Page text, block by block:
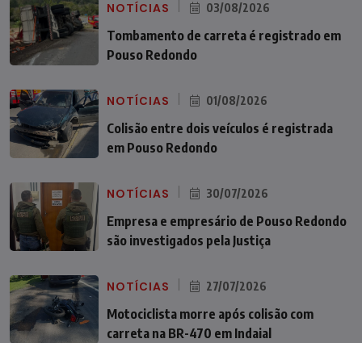
NOTÍCIAS 03/08/2026
Tombamento de carreta é registrado em
Pouso Redondo
NOTÍCIAS 01/08/2026
Colisão entre dois veículos é registrada
em Pouso Redondo
NOTÍCIAS 30/07/2026
Empresa e empresário de Pouso Redondo
são investigados pela Justiça
NOTÍCIAS 27/07/2026
Motociclista morre após colisão com
carreta na BR-470 em Indaial